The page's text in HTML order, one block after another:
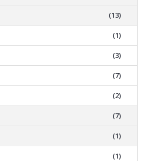
(13)
(1)
(3)
(7)
(2)
(7)
(1)
(1)